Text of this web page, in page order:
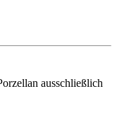
ausschließlich